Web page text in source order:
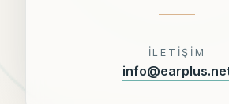
İLETIŞIM